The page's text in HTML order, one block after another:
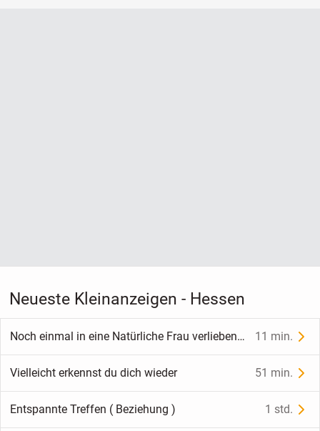
Neueste Kleinanzeigen - Hessen
Noch einmal in eine Natürliche Frau verlieben, gerne Mollig 11 min.
Vielleicht erkennst du dich wieder 51 min.
Entspannte Treffen ( Beziehung ) 1 std.